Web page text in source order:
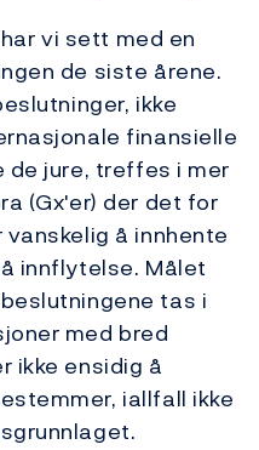
vi sett med en
de siste årene.
ikke
finansielle
de jure, treffes i mer
(Gx'er) der det for
å innhente
innflytelse. Målet
tas i
med bred
ikke ensidig å
iallfall ikke